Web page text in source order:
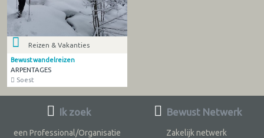
Reizen & Vakanties
Bewust wandelreizen
ARPENTAGES
Soest
Ik zoek
een Professional/Organisatie
Bewust Netwerk
Zakelijk netwerk